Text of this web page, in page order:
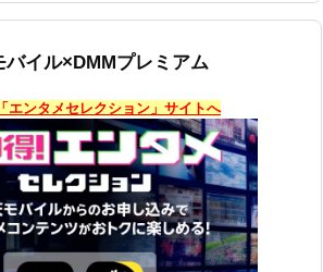
バイル×DMMプレミアム
エンタメセレクション」サイトへ